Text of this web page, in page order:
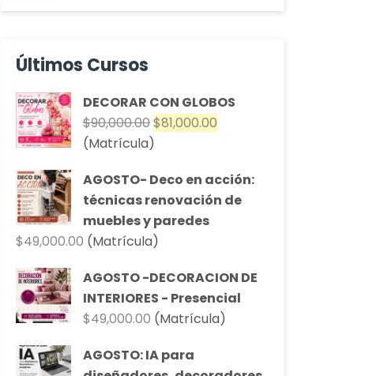
Últimos Cursos
DECORAR CON GLOBOS
$90,000.00El
precio
era:
$90,000.00.
$81,000.00
es:
$81,000.00.
(Matrícula)
AGOSTO- Deco en acción:
técnicas renovación de
muebles y paredes
$49,000.00 (Matrícula)
AGOSTO -DECORACION DE
INTERIORES - Presencial
$49,000.00 (Matrícula)
AGOSTO: IA para